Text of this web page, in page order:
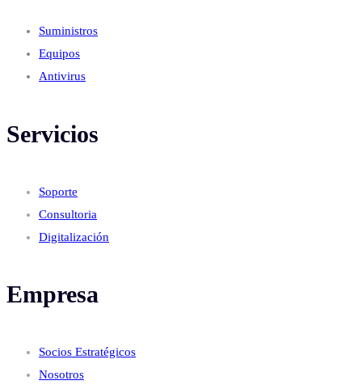
Suministros
Equipos
Antivirus
Servicios
Soporte
Consultoria
Digitalización
Empresa
Socios Estratégicos
Nosotros